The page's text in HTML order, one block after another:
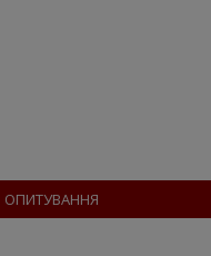
ОПИТУВАННЯ